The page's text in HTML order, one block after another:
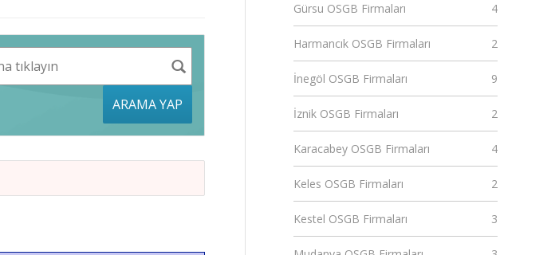
ARAMA YAP
Gürsu OSGB Firmaları 4
Harmancık OSGB Firmaları 2
İnegöl OSGB Firmaları 9
İznik OSGB Firmaları 2
Karacabey OSGB Firmaları 4
Keles OSGB Firmaları 2
Kestel OSGB Firmaları 3